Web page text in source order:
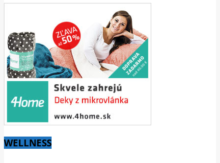
WELLNESS